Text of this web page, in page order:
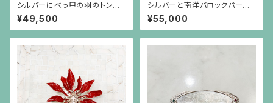
シルバーにべっ甲の羽のトンボ
のブローチ（小）
¥49,500
シルバーと南洋バロックパール
の蜂のブローチ
¥55,000